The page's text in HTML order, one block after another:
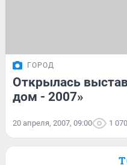
ГОРОД
Открылась
дом - 2007»
20 апреля, 2007, 09:00 1 070